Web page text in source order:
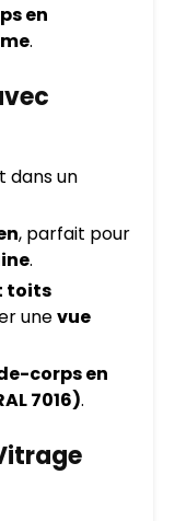
en
.
dans un
, parfait pour
.
toits
unevue
corps en
7016).